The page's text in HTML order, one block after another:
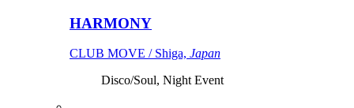
HARMONY
CLUB MOVE / Shiga, Japan
Disco/Soul, Night Event